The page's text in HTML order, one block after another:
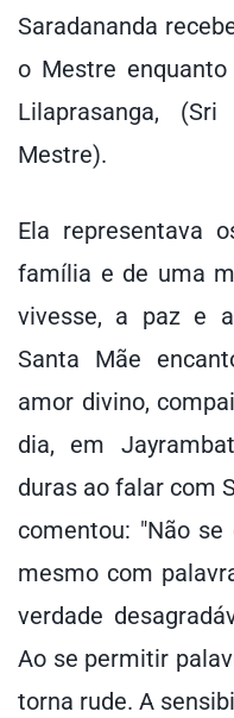
Saradananda
o Mestre
Lilaprasanga,
Mestre).
Ela representava
família e de uma
vivesse, a paz e
Santa Mãe
amor divino,
dia, em
duras ao falar com
comentou: "Não
mesmo com
verdade
Ao se permitir
torna rude. A